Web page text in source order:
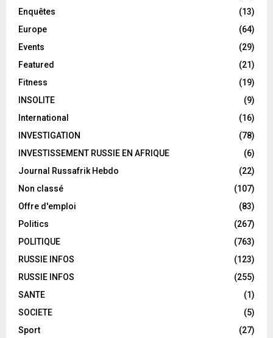
Enquêtes
(13)
Europe
(64)
Events
(29)
Featured
(21)
Fitness
(19)
INSOLITE
(9)
International
(16)
INVESTIGATION
(78)
INVESTISSEMENT RUSSIE EN AFRIQUE
(6)
Journal Russafrik Hebdo
(22)
Non classé
(107)
Offre d'emploi
(83)
Politics
(267)
POLITIQUE
(763)
RUSSIE INFOS
(123)
RUSSIE INFOS
(255)
SANTE
(1)
SOCIETE
(5)
Sport
(27)